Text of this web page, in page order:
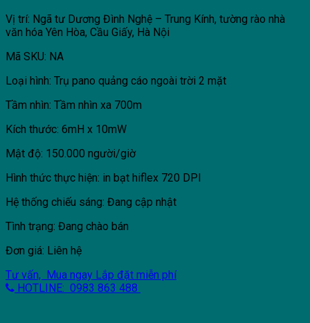
Vị trí: Ngã tư Dương Đình Nghệ – Trung Kính, tường rào nhà
văn hóa Yên Hòa, Cầu Giấy, Hà Nội
Mã SKU: NA
Loại hình: Trụ pano quảng cáo ngoài trời 2 mặt
Tầm nhìn: Tầm nhìn xa 700m
Kích thước: 6mH x 10mW
Mật độ: 150.000 người/giờ
Hình thức thực hiện: in bạt hiflex 720 DPI
Hệ thống chiếu sáng: Đang cập nhật
Tình trạng: Đang chào bán
Đơn giá: Liên hệ
Tư vấn, Mua ngay Lắp đặt miễn phí
HOTLINE: 0983 863 488